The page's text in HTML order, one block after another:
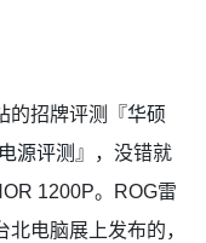
的招牌评测『华硕
源评测 』，没错就
1200P。ROG雷
电脑展上发布的，